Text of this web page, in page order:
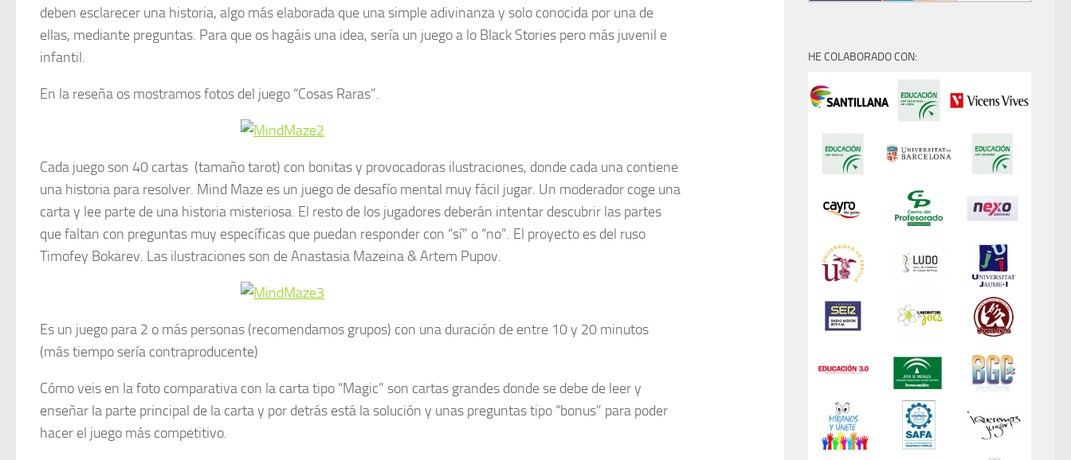
deben esclarecer una historia, algo más elaborada que una simple adivinanza y solo conocida por una de
ellas, mediante preguntas. Para que os hagáis una idea, sería un juego a lo Black Stories pero más juvenil e
infantil.
En la reseña os mostramos fotos del juego “Cosas Raras”.
Cada juego son 40 cartas (tamaño tarot) con bonitas y provocadoras ilustraciones, donde cada una contiene
una historia para resolver. Mind Maze es un juego de desafío mental muy fácil jugar. Un moderador coge una
carta y lee parte de una historia misteriosa. El resto de los jugadores deberán intentar descubrir las partes
que faltan con preguntas muy específicas que puedan responder con “sí” o “no”. El proyecto es del ruso
Timofey Bokarev. Las ilustraciones son de Anastasia Mazeina & Artem Pupov.
Es un juego para 2 o más personas (recomendamos grupos) con una duración de entre 10 y 20 minutos
(más tiempo sería contraproducente)
Cómo veis en la foto comparativa con la carta tipo “Magic” son cartas grandes donde se debe de leer y
enseñar la parte principal de la carta y por detrás está la solución y unas preguntas tipo “bonus” para poder
hacer el juego más competitivo.
HE COLABORADO CON: